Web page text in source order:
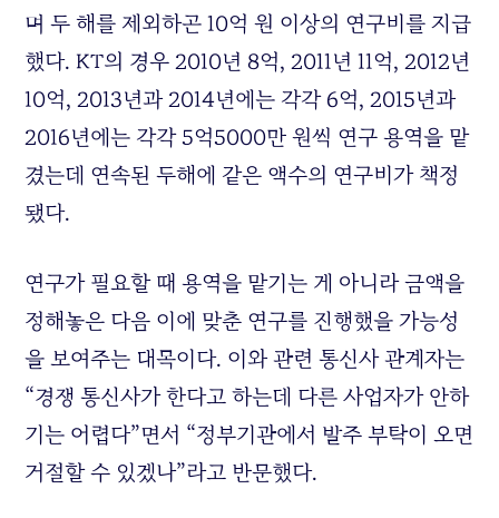
며 두 해를 제외하곤 10억 원 이상의 연구비를 지급
했다. KT의 경우 2010년 8억, 2011년 11억, 2012년
10억, 2013년과 2014년에는 각각 6억, 2015년과
2016년에는 각각 5억5000만 원씩 연구 용역을 맡
겼는데 연속된 두해에 같은 액수의 연구비가 책정
됐다.
연구가 필요할 때 용역을 맡기는 게 아니라 금액을
정해놓은 다음 이에 맞춘 연구를 진행했을 가능성
을 보여주는 대목이다. 이와 관련 통신사 관계자는
“경쟁 통신사가 한다고 하는데 다른 사업자가 안하
기는 어렵다”면서 “정부기관에서 발주 부탁이 오면
거절할 수 있겠나”라고 반문했다.